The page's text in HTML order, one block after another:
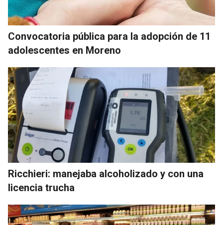
Convocatoria pública para la adopción de 11
adolescentes en Moreno
Ricchieri: manejaba alcoholizado y con una
licencia trucha